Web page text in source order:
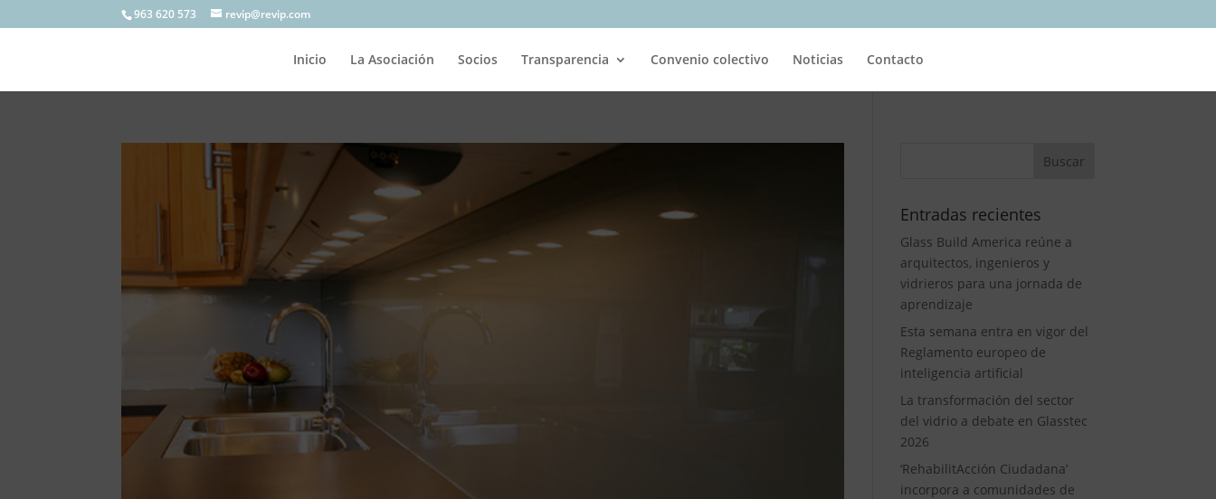
963 620 573 revip@revip.com
Inicio La Asociación Socios Transparencia Convenio colectivo Noticias Contacto
Entradas recientes
Glass Build America reúne a
arquitectos, ingenieros y
vidrieros para una jornada de
aprendizaje
Esta semana entra en vigor del
Reglamento europeo de
inteligencia artificial
La transformación del sector
del vidrio a debate en Glasstec
2026
‘RehabilitAcción Ciudadana’
incorpora a comunidades de